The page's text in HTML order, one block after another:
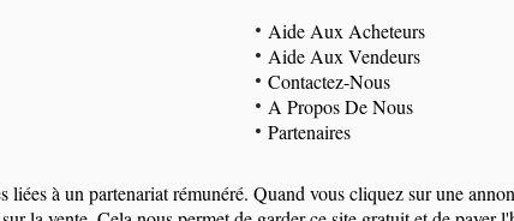
Aide Aux Acheteurs
Aide Aux Vendeurs
Contactez-Nous
A Propos De Nous
Partenaires
liées à un partenariat rémunéré. Quand vous cliquez sur une